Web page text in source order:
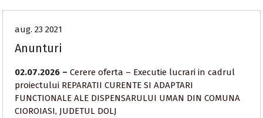
aug. 23 2021
Anunturi
02.07.2026 – Cerere oferta – Executie lucrari in cadrul
proiectului REPARATII CURENTE SI ADAPTARI
FUNCTIONALE ALE DISPENSARULUI UMAN DIN COMUNA
CIOROIASI, JUDETUL DOLJ